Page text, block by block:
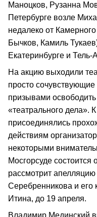
Маноцков, Рузанна
Петербурге возле
недалеко от
Бычков, Камиль
Екатеринбурге и Тель-
На акцию выходили
просто
призывами освободить
«театрального дела».
присоединялись
действиям
некоторыми
Мосгорсуде состоится
рассмотрит
Серебренникова и его
Итина, до 19 апреля.
Владимир Мединский